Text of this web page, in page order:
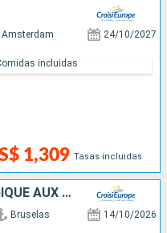
Amsterdam 24/10/2027
1,309 Tasas incluidas
incluidas
ITINÉRAIRE INÉDIT DE LA BELGIQUE AUX PAYS-BAS
Bruselas 14/10/2026